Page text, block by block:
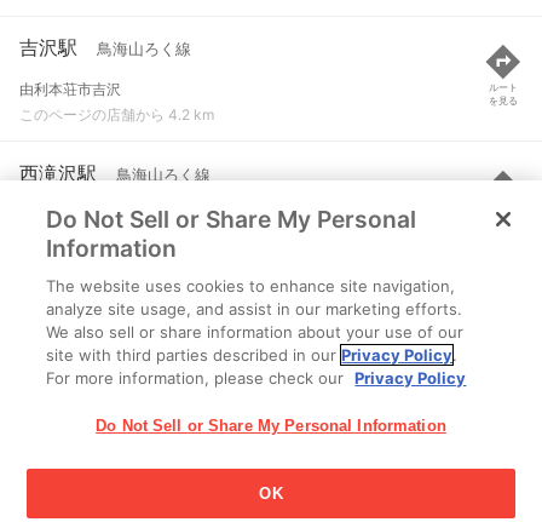
吉沢駅 鳥海山ろく線
由利本荘市吉沢
このページの店舗から 4.2 km
ルート
を見る
西滝沢駅 鳥海山ろく線
由利本荘市山本
このページの店舗から 5.2 km
ルート
を見る
久保田駅 鳥海山ろく線
由利本荘市久保田
このページの店舗から 7.2 km
江崎グリコ株式会社 Copyright © 2025 Ezaki Glico Co., Ltd.
Do Not Sell or Share My Personal
Information
The website uses cookies to enhance site navigation,
analyze site usage, and assist in our marketing efforts.
We also sell or share information about your use of our
site with third parties described in ourPrivacy Policy.
For more information, please check our Privacy Policy
Do Not Sell or Share My Personal Information
OK